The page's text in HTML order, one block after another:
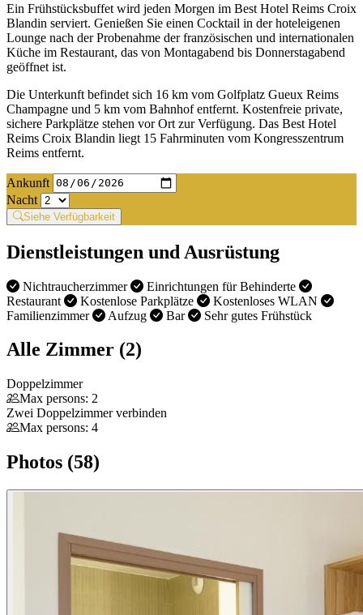
Ein Frühstücksbuffet wird jeden Morgen im Best Hotel Reims Croix
Blandin serviert. Genießen Sie einen Cocktail in der hoteleigenen
Lounge nach der Probenahme der französischen und internationalen
Küche im Restaurant, das von Montagabend bis Donnerstagabend
geöffnet ist.
Die Unterkunft befindet sich 16 km vom Golfplatz Gueux Reims
Champagne und 5 km vom Bahnhof entfernt. Kostenfreie private,
sichere Parkplätze stehen vor Ort zur Verfügung. Das Best Hotel
Reims Croix Blandin liegt 15 Fahrminuten vom Kongresszentrum
Reims entfernt.
Ankunft
Nacht
Siehe Verfügbarkeit
Dienstleistungen und Ausrüstung
Nichtraucherzimmer
Einrichtungen für Behinderte
Restaurant
Kostenlose Parkplätze
Kostenloses WLAN
Familienzimmer
Aufzug Bar Sehr gutes Frühstück
Alle Zimmer (2)
Doppelzimmer
Max persons: 2
Zwei Doppelzimmer verbinden
Max persons: 4
Photos (58)